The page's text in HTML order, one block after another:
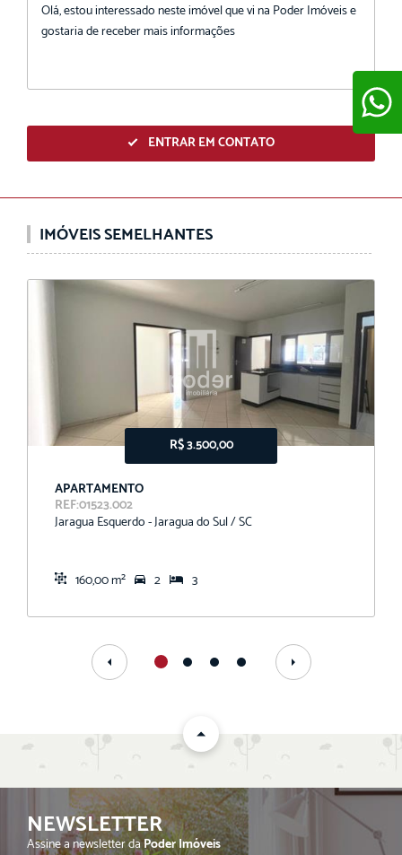
ENTRAR EM CONTATO
IMÓVEIS SEMELHANTES
R$ 3.500,00
APARTAMENTO
REF:01523.002
Jaragua Esquerdo - Jaragua do Sul / SC
160,00 m² 2 3
ENVIAR
NEWSLETTER
Assine a newsletter daPoder Imóveis